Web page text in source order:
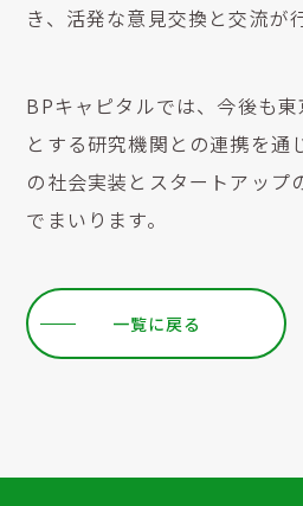
き、活発な意見交換と交流が
BPキャピタルでは、今後も
とする研究機関との連携を通
の社会実装とスタートアップ
でまいります。
一覧に戻る